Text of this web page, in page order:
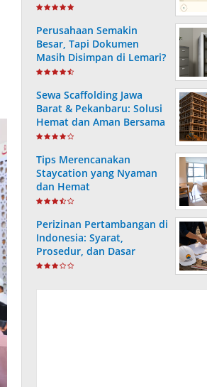
Perusahaan Semakin
Besar, Tapi Dokumen
Masih Disimpan di Lemari?
Ini Risiko yang Sering
Sewa Scaffolding Jawa
Barat & Pekanbaru: Solusi
Hemat dan Aman Bersama
PT. Consafe
Tips Merencanakan
Staycation yang Nyaman
dan Hemat
Perizinan Pertambangan di
Indonesia: Syarat,
Prosedur, dan Dasar
Hukum yang Wajib